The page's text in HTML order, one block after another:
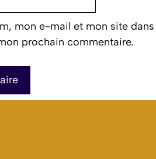
mon e-mail et mon site dans
prochain commentaire.